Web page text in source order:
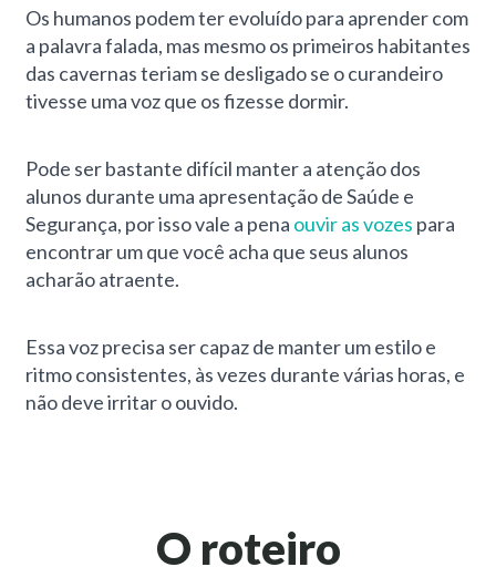
Os humanos podem ter evoluído para aprender com
a palavra falada, mas mesmo os primeiros habitantes
das cavernas teriam se desligado se o curandeiro
tivesse uma voz que os fizesse dormir.
Pode ser bastante difícil manter a atenção dos
alunos durante uma apresentação de Saúde e
Segurança, por isso vale a pena ouvir as vozes para
encontrar um que você acha que seus alunos
acharão atraente.
Essa voz precisa ser capaz de manter um estilo e
ritmo consistentes, às vezes durante várias horas, e
não deve irritar o ouvido.
O roteiro